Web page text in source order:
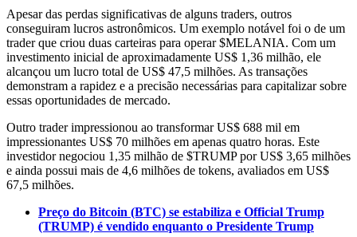
Apesar das perdas significativas de alguns traders, outros
conseguiram lucros astronômicos. Um exemplo notável foi o de um
trader que criou duas carteiras para operar $MELANIA. Com um
investimento inicial de aproximadamente US$ 1,36 milhão, ele
alcançou um lucro total de US$ 47,5 milhões. As transações
demonstram a rapidez e a precisão necessárias para capitalizar sobre
essas oportunidades de mercado.
Outro trader impressionou ao transformar US$ 688 mil em
impressionantes US$ 70 milhões em apenas quatro horas. Este
investidor negociou 1,35 milhão de $TRUMP por US$ 3,65 milhões
e ainda possui mais de 4,6 milhões de tokens, avaliados em US$
67,5 milhões.
Preço do Bitcoin (BTC) se estabiliza e Official Trump
(TRUMP) é vendido enquanto o Presidente Trump